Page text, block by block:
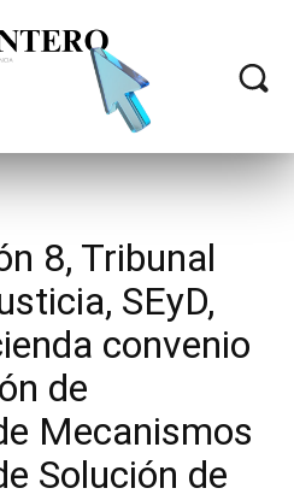
8, Tribunal
SEyD,
convenio
de
Mecanismos
Solución de